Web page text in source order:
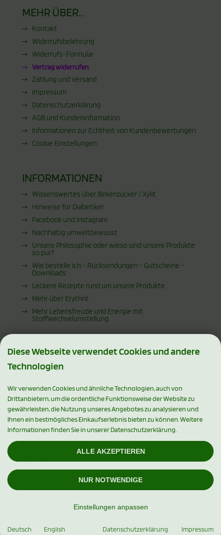
MEHR ÜBER...
Kontakt
Widerrufsbelehrung
Widerrufs-Formular
Vertrag widerrufen
Zahlung und Versand
Impressum
Datenschutzerklärung
AGB und Kundeninformation
Informationen zur Echtheit von Kundenbewertungen
Cookie Einstellungen
INFORMATIONEN
Wissenswertes über Birkenzucker / Xylit
Hinweise für Diabetiker
Facebook und Instagram
Nachhaltig umweltbewusst
Unsere Philosophie oder wieso sind unsere Produkte
so pur?
Wie bestelle ich - Rücksendungen - Gutscheine -
Downloads
Leckere Rezepte rund um unsere Produkte
Mehr über Erythrit
Mehr Lebensfreude und Energie mit
Stoffwechselumstellung
ZAHLUNGSMETHODEN
SOCIAL MEDIA
Preise entsprechen dem bisherigen Preis bei Xylishop - Premium Xylit
Produkte.
modified eCommerce Shopsoftware © 2009-2026
Diese Webseite verwendet Cookies und andere
Technologien
Wir verwenden Cookies und ähnliche Technologien, auch von
Drittanbietern, um die ordentliche Funktionsweise der Website zu
gewährleisten, die Nutzung unseres Angebotes zu analysieren und
Ihnen ein bestmögliches Einkaufserlebnis bieten zu können. Weitere
Informationen finden Sie in unserer Datenschutzerklärung.
ALLE AKZEPTIEREN
NUR NOTWENDIGE
Einstellungen anpassen
Deutsch English Datenschutzerklärung Impressum